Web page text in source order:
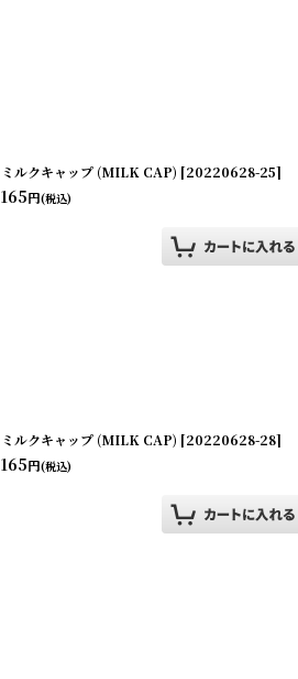
ミルクキャップ (MILK CAP) [20220628-25]
165円(税込)
ミルクキャップ (MILK CAP) [20220628-28]
165円(税込)